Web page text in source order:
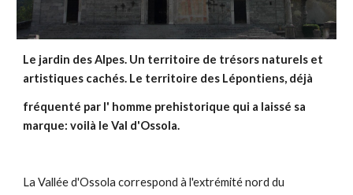
Le jardin des Alpes. Un territoire de trésors naturels et
artistiques cachés. Le territoire des Lépontiens, déjà
fréquenté par l' homme prehistorique qui a laissé sa
marque: voilà le Val d'Ossola.
La Vallée d'Ossola correspond à l'extrémité nord du